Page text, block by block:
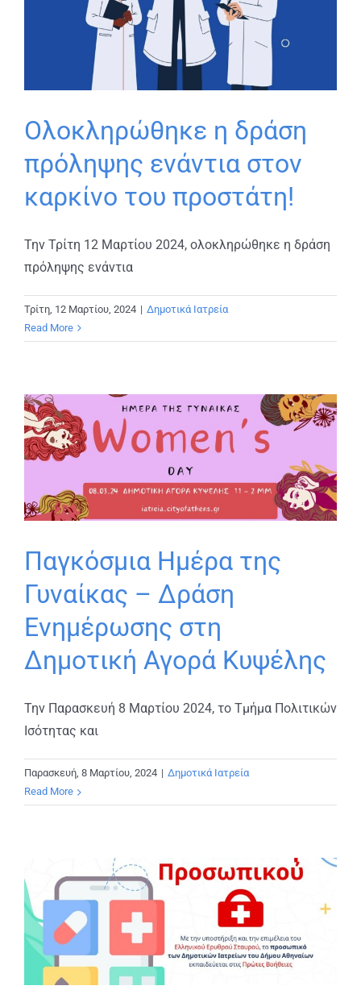
Ολοκληρώθηκε η δράση
πρόληψης ενάντια στον
καρκίνο του προστάτη!
Την Τρίτη 12 Μαρτίου 2024, ολοκληρώθηκε η δράση
πρόληψης ενάντια
Τρίτη, 12 Μαρτίου, 2024 | Δημοτικά Ιατρεία
Read More
Παγκόσμια Ημέρα της
Γυναίκας – Δράση
Ενημέρωσης στη
Δημοτική Αγορά Κυψέλης
Την Παρασκευή 8 Μαρτίου 2024, το Τμήμα Πολιτικών
Ισότητας και
Παρασκευή, 8 Μαρτίου, 2024 | Δημοτικά Ιατρεία
Read More